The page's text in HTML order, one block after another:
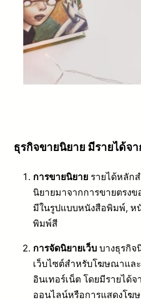
ธุรกิจขายนิยาย มีรายได้จา
การขายนิยาย รายได้หลัก
นิยายมาจากการขายตรงข
มีในรูปแบบหนังสือพิมพ์, ห
พิมพ์สี
การจัดนิยายเว็บ บางธุรกิจ
เว็บไซต์สำหรับโฆษณาแล
อินเทอร์เน็ต โดยมีรายได้
ออนไลน์หรือการแสดงโฆ